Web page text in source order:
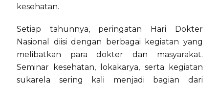
kesehatan.
Setiap tahunnya, peringatan Hari Dokter
Nasional diisi dengan berbagai kegiatan yang
melibatkan para dokter dan masyarakat.
Seminar kesehatan, lokakarya, serta kegiatan
sukarela sering kali menjadi bagian dari